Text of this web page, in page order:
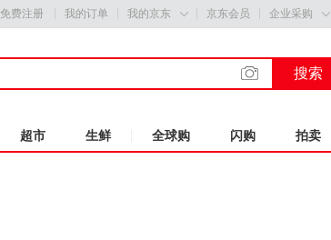
免费注册 我的订单 我的京东  京东会员 企业采购 
搜索
超市 生鲜 全球购 闪购 拍卖